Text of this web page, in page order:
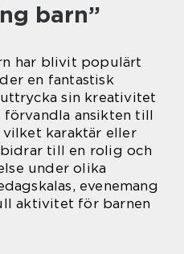
barn”
har blivit populärt
en fantastisk
sin kreativitet
förvandla ansikten till
karaktär eller
till en rolig och
under olika
evenemang
aktivitet för barnen